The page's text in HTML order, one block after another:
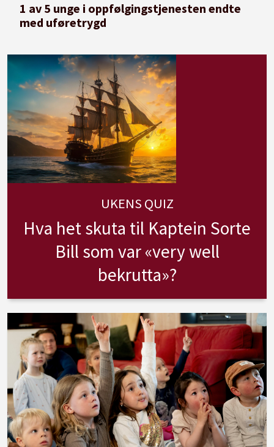
1 av 5 unge i oppfølgingstjenesten endte
med uføretrygd
UKENS QUIZ
Hva het skuta til Kaptein Sorte
Bill som var «very well
bekrutta»?